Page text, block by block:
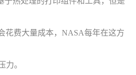
花费大量成本，NASA每年在这方
力。